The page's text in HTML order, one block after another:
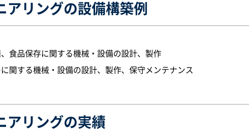
アリングの設備構築例
食品保存に関する機械・設備の設計、製作
関する機械・設備の設計、製作、保守メンテナンス
アリングの実績